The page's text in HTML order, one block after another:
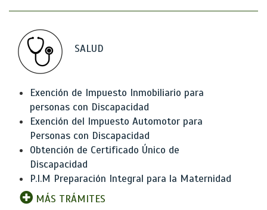
SALUD
Exención de Impuesto Inmobiliario para
personas con Discapacidad
Exención del Impuesto Automotor para
Personas con Discapacidad
Obtención de Certificado Único de
Discapacidad
P.I.M Preparación Integral para la Maternidad
MÁS TRÁMITES